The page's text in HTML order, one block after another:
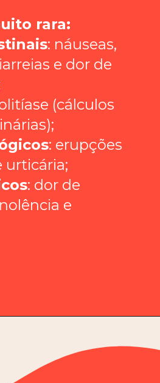
rara:
: náuseas,
e dor de
(cálculos
: erupções
urticária;
: dor de
e